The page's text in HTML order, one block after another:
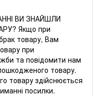
ВИ ЗНАЙШЛИ
Якщо при
товару, Вам
при
та повідомити нам
товару.
товару здійснюється
посилки.